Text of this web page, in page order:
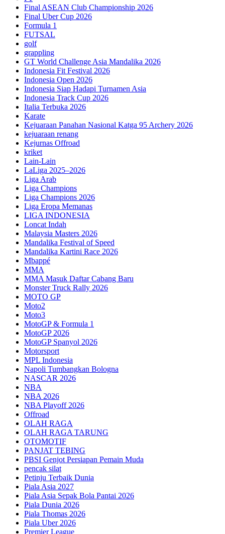
Final ASEAN Club Championship 2026
Final Uber Cup 2026
Formula 1
FUTSAL
golf
grappling
GT World Challenge Asia Mandalika 2026
Indonesia Fit Festival 2026
Indonesia Open 2026
Indonesia Siap Hadapi Turnamen Asia
Indonesia Track Cup 2026
Italia Terbuka 2026
Karate
Kejuaraan Panahan Nasional Katga 95 Archery 2026
kejuaraan renang
Kejurnas Offroad
kriket
Lain-Lain
LaLiga 2025–2026
Liga Arab
Liga Champions
Liga Champions 2026
Liga Eropa Memanas
LIGA INDONESIA
Loncat Indah
Malaysia Masters 2026
Mandalika Festival of Speed
Mandalika Kartini Race 2026
Mbappé
MMA
MMA Masuk Daftar Cabang Baru
Monster Truck Rally 2026
MOTO GP
Moto2
Moto3
MotoGP & Formula 1
MotoGP 2026
MotoGP Spanyol 2026
Motorsport
MPL Indonesia
Napoli Tumbangkan Bologna
NASCAR 2026
NBA
NBA 2026
NBA Playoff 2026
Offroad
OLAH RAGA
OLAH RAGA TARUNG
OTOMOTIF
PANJAT TEBING
PBSI Genjot Persiapan Pemain Muda
pencak silat
Petinju Terbaik Dunia
Piala Asia 2027
Piala Asia Sepak Bola Pantai 2026
Piala Dunia 2026
Piala Thomas 2026
Piala Uber 2026
Premier League